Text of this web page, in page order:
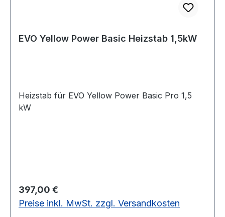
EVO Yellow Power Basic Heizstab 1,5kW
Heizstab für EVO Yellow Power Basic Pro 1,5
kW
Regulärer Preis:
397,00 €
Preise inkl. MwSt. zzgl. Versandkosten